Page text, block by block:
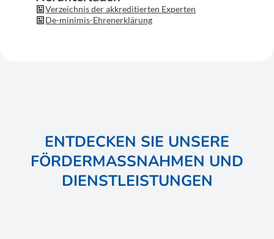
Verzeichnis der akkreditierten Experten
De-minimis-Ehrenerklärung
ENTDECKEN SIE UNSERE
FÖRDERMASSNAHMEN UND D
IENSTLEISTUNGEN